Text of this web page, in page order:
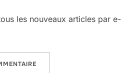
les nouveaux articles par e-